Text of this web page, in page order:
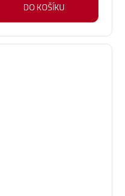
DO KOŠÍKU